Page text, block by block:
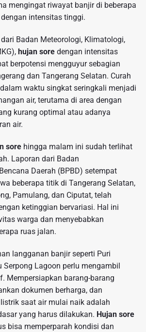
mengingat riwayat banjir di beberapa
intensitas tinggi.
Badan Meteorologi, Klimatologi,
hujan sore dengan intensitas
berpotensi mengguyur sebagian
dan Tangerang Selatan. Curah
waktu singkat seringkali menjadi
air, terutama di area dengan
kurang optimal atau adanya
air.
sore hingga malam ini sudah terlihat
Laporan dari Badan
Daerah (BPBD) setempat
beberapa titik di Tangerang Selatan,
Pamulang, dan Ciputat, telah
ketinggian bervariasi. Hal ini
warga dan menyebabkan
ruas jalan.
langganan banjir seperti Puri
Serpong Lagoon perlu mengambil
Mempersiapkan barang-barang
dokumen berharga, dan
saat air mulai naik adalah
yang harus dilakukan. Hujan sore
bisa memperparah kondisi dan